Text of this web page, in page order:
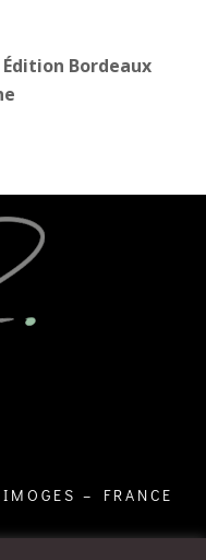
Édition Bordeaux
– FRANCE